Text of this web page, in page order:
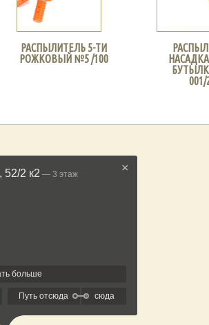
РАСПЫЛИТЕЛЬ 5-ТИ
РОЖКОВЫЙ №5 /100
001/